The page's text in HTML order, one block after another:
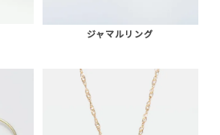
ジャマルリング